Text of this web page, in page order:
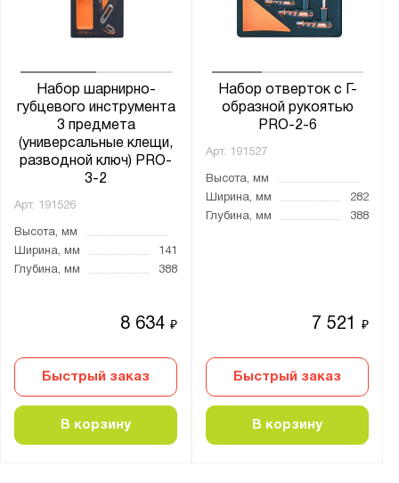
Набор шарнирно-
губцевого инструмента
3 предмета
(универсальные клещи,
разводной ключ) PRO-
3-2
Арт. 191526
Высота, мм
Ширина, мм
141
Глубина, мм
388
8 634₽
Быстрый заказ
В корзину
Набор отверток с Г-
образной рукоятью
PRO-2-6
Арт. 191527
Высота, мм
Ширина, мм
282
Глубина, мм
388
7 521₽
Быстрый заказ
В корзину